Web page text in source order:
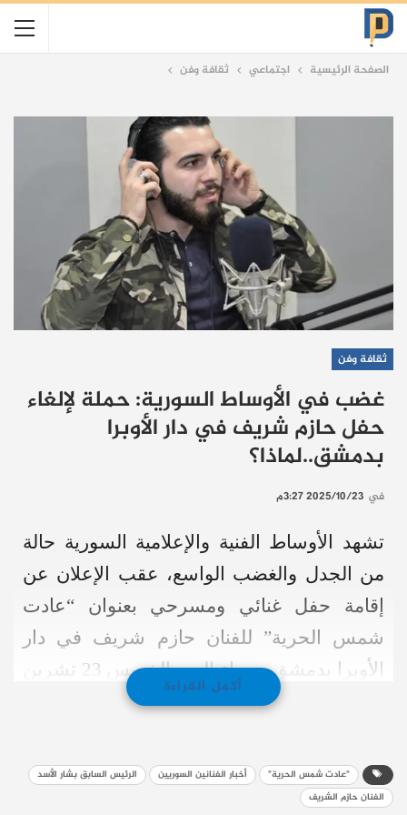
الصفحة الرئيسية اجتماعي ثقافة وفن
ثقافة وفن
غضب في الأوساط السورية: حملة لإلغاء
حفل حازم شريف في دار الأوبرا
بدمشق..لماذا؟
في 2025/10/23 3:27م
تشهد الأوساط الفنية والإعلامية السورية حالة
من الجدل والغضب الواسع، عقب الإعلان عن
إقامة حفل غنائي ومسرحي بعنوان “عادت
شمس الحرية” للفنان حازم شريف في دار
الأوبرا بدمشق، مساء اليوم الخميس 23 تشرين
Married” بالتعاون مع الهيئة الدولية لحماية
أكمل القراءة
"عادت شمس الحرية" أخبار الفنانين السوريين
الرئيس السابق بشار الأسد
الفنان حازم الشريف